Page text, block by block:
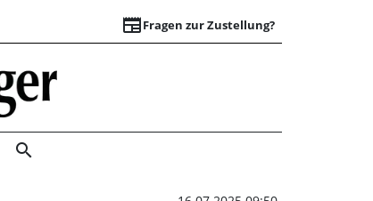
newspaperFragen zur Zustellung?
Ein Buch zum
search